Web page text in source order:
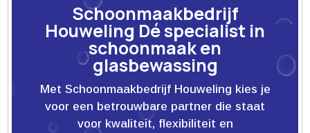
Schoonmaakbedrijf
Houweling Dé specialist in
schoonmaak en
glasbewassing
Met Schoonmaakbedrijf Houweling kies je
voor een betrouwbare partner die staat
voor kwaliteit, flexibiliteit en